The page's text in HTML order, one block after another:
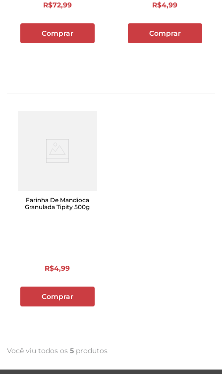
R$72,99
Comprar
R$4,99
Comprar
Farinha De Mandioca
Granulada Tipity 500g
R$4,99
Comprar
Você viu todos os 5 produtos